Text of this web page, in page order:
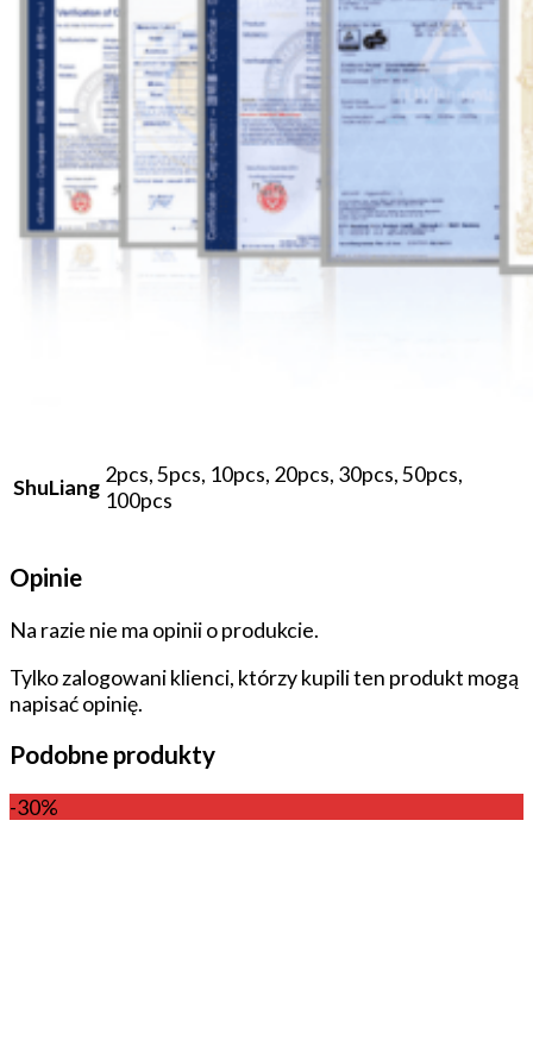
ShuLiang
2pcs, 5pcs, 10pcs, 20pcs, 30pcs, 50pcs,
100pcs
Opinie
Na razie nie ma opinii o produkcie.
Tylko zalogowani klienci, którzy kupili ten produkt mogą
napisać opinię.
Podobne produkty
-30%